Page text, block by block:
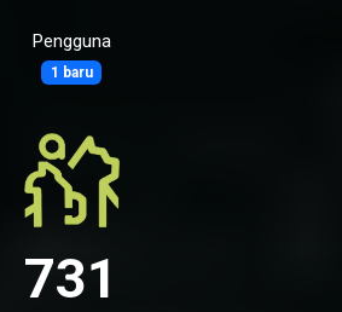
Pengguna
1 baru
731